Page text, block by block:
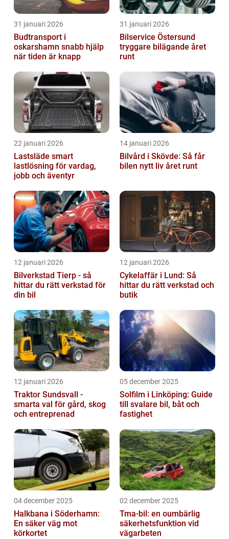
31 januari 2026
Budtransport i
oskarshamn snabb hjälp
när tiden är knapp
31 januari 2026
Bilservice Östersund
tryggare bilägande året
runt
22 januari 2026
Lastsläde smart
lastlösning för vardag,
jobb och äventyr
14 januari 2026
Bilvård i Skövde: Så får
bilen nytt liv året runt
12 januari 2026
Bilverkstad Tierp - så
hittar du rätt verkstad för
din bil
12 januari 2026
Cykelaffär i Lund: Så
hittar du rätt verkstad och
butik
12 januari 2026
Traktor Sundsvall -
smarta val för gård, skog
och entreprenad
05 december 2025
Solfilm i Linköping: Guide
till svalare bil, båt och
fastighet
04 december 2025
Halkbana i Söderhamn:
En säker väg mot
körkortet
02 december 2025
Tma-bil: en oumbärlig
säkerhetsfunktion vid
vägarbeten